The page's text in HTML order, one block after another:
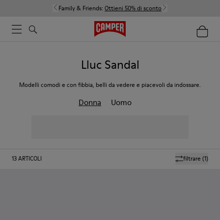
Family & Friends: Ottieni 50% di sconto
Lluc Sandal
Modelli comodi e con fibbia, belli da vedere e piacevoli da indossare.
Donna Uomo
filtrare (1)
13ARTICOLI